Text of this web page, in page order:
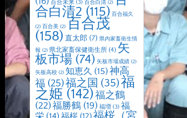
百合未来 (3) 百合白清 (2)
合白清2 (115) 百合福久
(2) 百合美 (2)
百合茂
(158) 直太郎 (7) 県内家畜衛生情
報 (2) 県北家畜保健衛生所 (4) 矢
板市場 (74) 矢板市場成績 (2)
矢板高校 (2) 知恵久 (15) 神高
福 (25)福之国 (35)福
之姫 (142)福之鶴
(22)福勝鶴 (19) 福増 (3) 福
福桜 (12)